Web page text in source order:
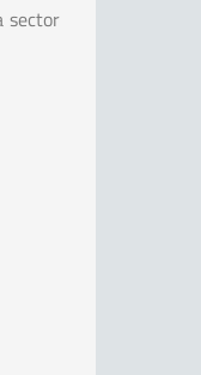
sector